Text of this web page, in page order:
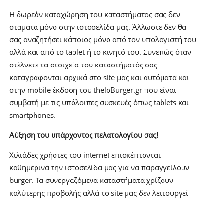
Η δωρεάν καταχώρηση του καταστήματος σας δεν
σταματά μόνο στην ιστοσελίδα μας. Άλλωστε δεν θα
σας αναζητήσει κάποιος μόνο από τον υπολογιστή του
αλλά και από το tablet ή το κινητό του. Συνεπώς όταν
στέλνετε τα στοιχεία του καταστήματός σας
καταγράφονται αρχικά στο site μας και αυτόματα και
στην mobile έκδοση του theloBurger.gr που είναι
συμβατή με τις υπόλοιπες συσκευές όπως tablets και
smartphones.
Αύξηση του υπάρχοντος πελατολογίου σας!
Χιλιάδες χρήστες του internet επισκέπτονται
καθημερινά την ιστοσελίδα μας για να παραγγείλουν
burger. Τα συνεργαζόμενα καταστήματα χρίζουν
καλύτερης προβολής αλλά το site μας δεν λειτουργεί